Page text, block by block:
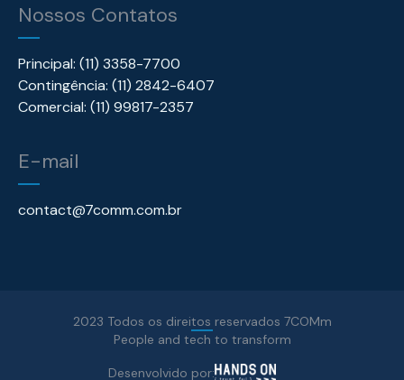
Nossos Contatos
Principal: (11) 3358-7700
Contingência: (11) 2842-6407
Comercial: (11) 99817-2357
E-mail
contact@7comm.com.br
2023 Todos os direitos reservados 7COMm
People and tech to transform
Desenvolvido por: